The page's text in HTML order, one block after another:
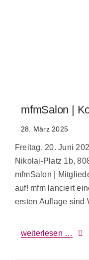
mfmSalon |
28. März 2025
Freitag, 20. Juni
Nikolai-Platz 1b,
mfmSalon |
auf! mfm lanciert
ersten Auflage sind
weiterlesen …